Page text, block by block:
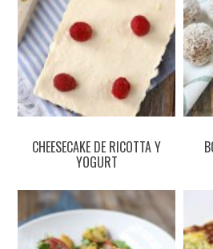
CHEESECAKE DE RICOTTA Y
YOGURT